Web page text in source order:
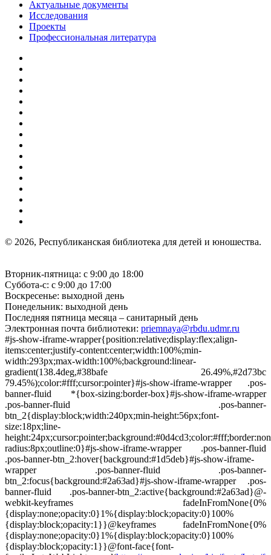
Актуальные документы
Исследования
Проекты
Профессиональная литература
© 2026, Республиканская библиотека для детей и юношества.
Вторник-пятница: с 9:00 до 18:00
Суббота-с: с 9:00 до 17:00
Воскресенье: выходной день
Понедельник: выходной день
Последняя пятница месяца – санитарный день
Электронная почта библиотеки: priemnaya@rbdu.udmr.ru
#js-show-iframe-wrapper{position:relative;display:flex;align-
items:center;justify-content:center;width:100%;min-
width:293px;max-width:100%;background:linear-
gradient(138.4deg,#38bafe 26.49%,#2d73bc
79.45%);color:#fff;cursor:pointer}#js-show-iframe-wrapper .pos-
banner-fluid *{box-sizing:border-box}#js-show-iframe-wrapper
.pos-banner-fluid .pos-banner-
btn_2{display:block;width:240px;min-height:56px;font-
size:18px;line-
radius:8px;outline:0}#js-show-iframe-wrapper .pos-banner-fluid
.pos-banner-btn_2:hover{background:#1d5deb}#js-show-iframe-
wrapper .pos-banner-fluid .pos-banner-
btn_2:focus{background:#2a63ad}#js-show-iframe-wrapper .pos-
banner-fluid .pos-banner-btn_2:active{background:#2a63ad}@-
webkit-keyframes fadeInFromNone{0%
{display:none;opacity:0}1%{display:block;opacity:0}100%
{display:block;opacity:1}}@keyframes fadeInFromNone{0%
{display:none;opacity:0}1%{display:block;opacity:0}100%
{display:block;opacity:1}}@font-face{font-